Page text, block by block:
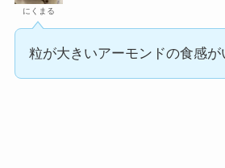
にくまる
粒が大きいアーモンドの食感が